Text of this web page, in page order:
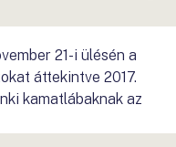
21-i ülésén a
áttekintve 2017.
kamatlábaknak az